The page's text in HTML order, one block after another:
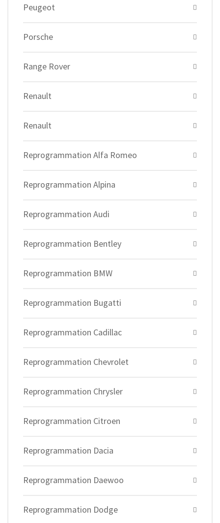
Peugeot
Porsche
Range Rover
Renault
Renault
Reprogrammation Alfa Romeo
Reprogrammation Alpina
Reprogrammation Audi
Reprogrammation Bentley
Reprogrammation BMW
Reprogrammation Bugatti
Reprogrammation Cadillac
Reprogrammation Chevrolet
Reprogrammation Chrysler
Reprogrammation Citroen
Reprogrammation Dacia
Reprogrammation Daewoo
Reprogrammation Dodge